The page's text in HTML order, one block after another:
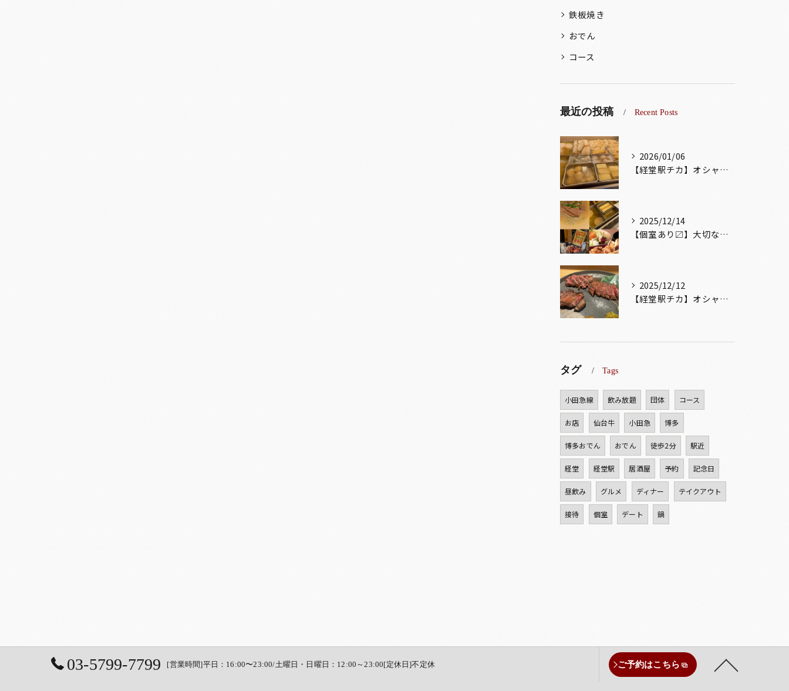
鉄板焼き
おでん
コース
最近の投稿 Recent Posts
2026/01/06
【経堂駅チカ】オシャレ居酒屋🏮出汁が美味しいおでんがオススメ...
2025/12/14
【個室あり〼】大切な記念日、お祝い事でのご来店ぜひお待ちして...
2025/12/12
【経堂駅チカ】オシャレ居酒屋🏮自慢のお肉が楽しめる🐃お得なコ...
タグ Tags
小田急線 飲み放題 団体 コース
お店 仙台牛 小田急 博多
博多おでん おでん 徒歩2分 駅近
経堂 経堂駅 居酒屋 予約 記念日
昼飲み グルメ ディナー テイクアウト
接待 個室 デート 鍋
03-5799-7799 [営業時間]平日：16:00〜23:00/土曜日・日曜日：12:00～23:00[定休日]不定休 ご予約はこちら